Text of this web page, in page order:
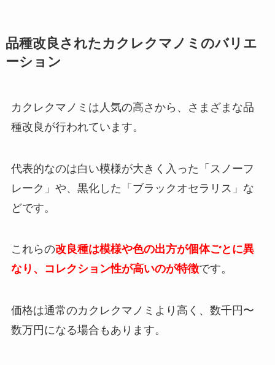
品種改良されたカクレクマノミのバリエ
ーション
カクレクマノミは人気の高さから、さまざまな品
種改良が行われています。
代表的なのは白い模様が大きく入った「スノーフ
レーク」や、黒化した「ブラックオセラリス」な
どです。
これらの改良種は模様や色の出方が個体ごとに異
なり、コレクション性が高いのが特徴です。
価格は通常のカクレクマノミより高く、数千円〜
数万円になる場合もあります。